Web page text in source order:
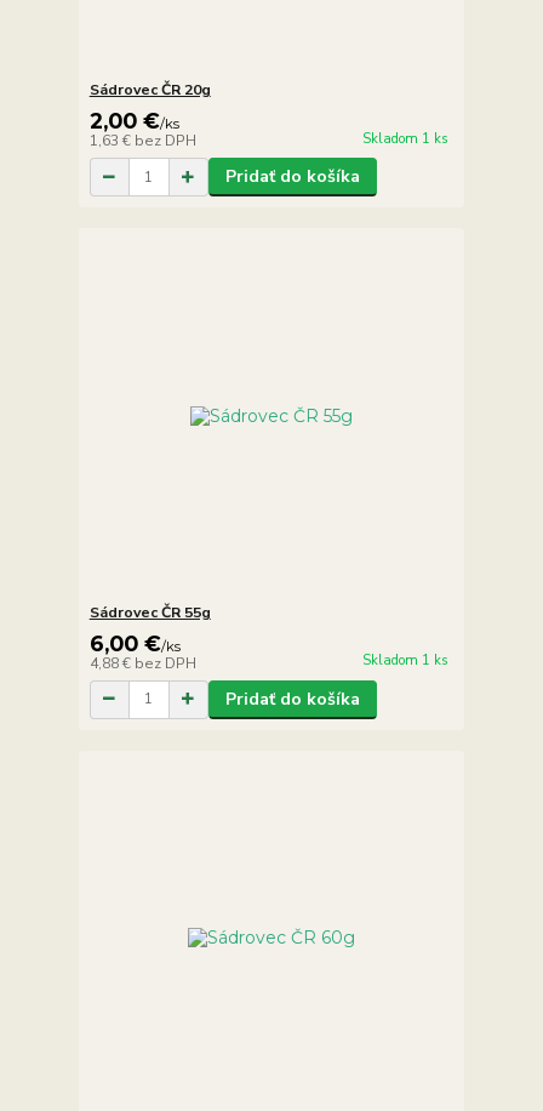
Sádrovec ČR 20g
2,00 €/ks
1,63 € bez DPH Skladom 1 ks
Pridať do košíka
Sádrovec ČR 55g
6,00 €/ks
4,88 € bez DPH Skladom 1 ks
Pridať do košíka